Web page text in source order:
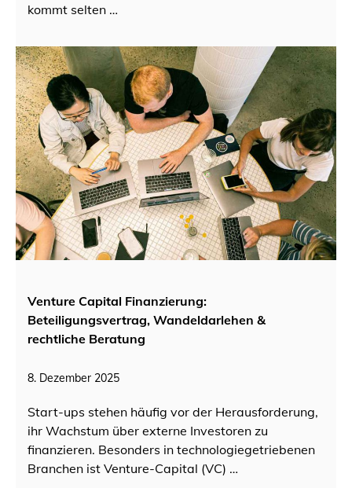
kommt selten …
Venture Capital Finanzierung:
Beteiligungsvertrag, Wandeldarlehen &
rechtliche Beratung
8. Dezember 2025
Start‑ups stehen häufig vor der Herausforderung,
ihr Wachstum über externe Investoren zu
finanzieren. Besonders in technologiegetriebenen
Branchen ist Venture‑Capital (VC) …